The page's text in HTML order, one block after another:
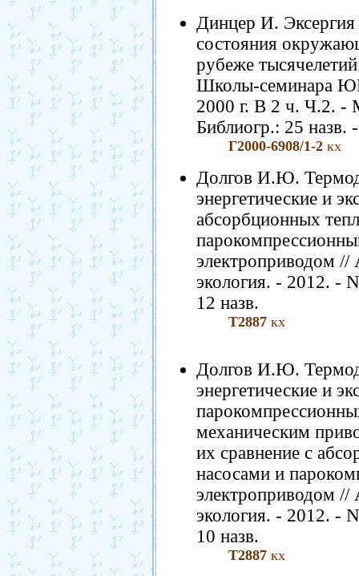
Динцер И. Эксергия
состояния
рубеже
Школы-семинара
2000 г. В 2 ч. Ч.2.
Библиогр.: 25 назв.
Г2000-6908/1-2 кх
Долгов И.Ю.
энергетические и
абсорбционных
электроприводом //
экология. - 2012. -
12 назв.
Т2887 кх
Долгов И.Ю.
энергетические и
механическим
их сравнение с
насосами и
электроприводом //
экология. - 2012. -
10 назв.
Т2887 кх